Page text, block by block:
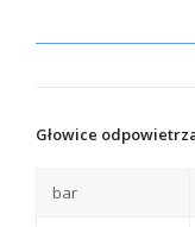
Głowice
bar